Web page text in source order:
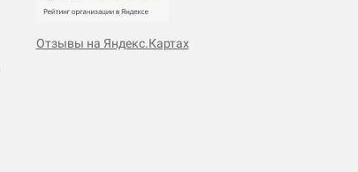
Отзывы на Яндекс.Картах